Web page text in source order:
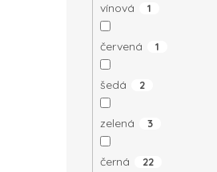
vínová 1
červená 1
šedá 2
zelená 3
černá 22